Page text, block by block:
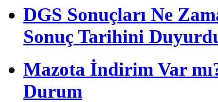
DGS Sonuçları Ne
Sonuç Tarihini
Mazota İndirim Var
Durum